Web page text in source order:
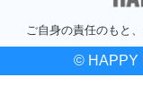
ご自身の責任のもと
© HAPPY